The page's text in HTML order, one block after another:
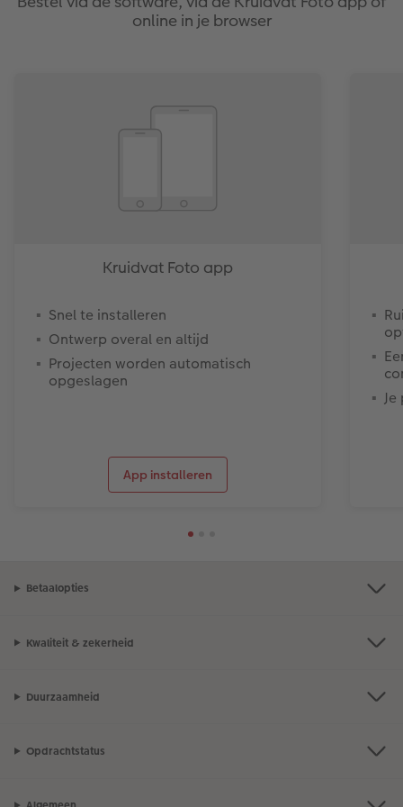
online in je browser
Kruidvat Foto app
Snel te installeren
Ontwerp overal en altijd
Projecten worden automatisch
opgeslagen
App installeren
Betaalopties
Kwaliteit & zekerheid
Duurzaamheid
Opdrachtstatus